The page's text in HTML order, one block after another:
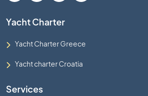
Yacht Charter
Yacht Charter Greece
Yacht charter Croatia
Services